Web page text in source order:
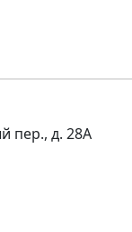
пер., д. 28А